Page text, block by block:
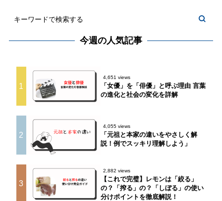
今週の人気記事
1
4,651 views
「女優」を「俳優」と呼ぶ理由 言葉
の進化と社会の変化を詳解
2
4,055 views
「元祖と本家の違いをやさしく解
説！例でスッキリ理解しよう」
3
2,882 views
【これで完璧】レモンは「絞る」
の？「搾る」の？「しぼる」の使い
分けポイントを徹底解説！